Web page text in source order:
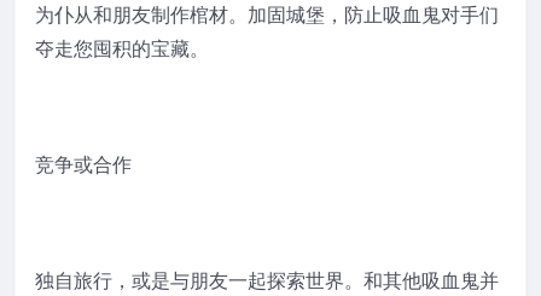
为仆从和朋友制作棺材。加固城堡，防止吸血鬼对手们
夺走您囤积的宝藏。
竞争或合作
独自旅行，或是与朋友一起探索世界。和其他吸血鬼并